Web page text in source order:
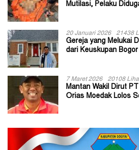
Mutilasi, Pelaku
20 Januari 2026 21438
Gereja yang Melukai
dari Keuskupan Bogor
7 Maret 2026 20108
Mantan Wakil Dirut
Orias Moedak Lolos